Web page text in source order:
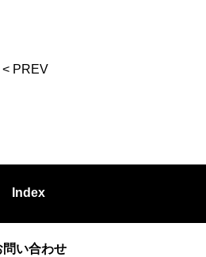
< PREV
Index
問い合わせ